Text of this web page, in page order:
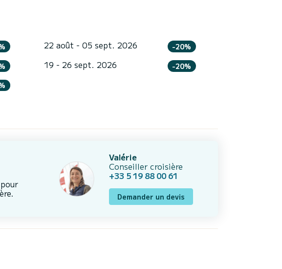
22 août - 05 sept. 2026 -20%
19 - 26 sept. 2026 -20%
Valérie
Conseiller croisière
+33 5 19 88 00 61
Demander un devis